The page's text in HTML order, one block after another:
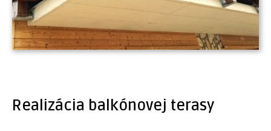
Realizácia balkónovej terasy